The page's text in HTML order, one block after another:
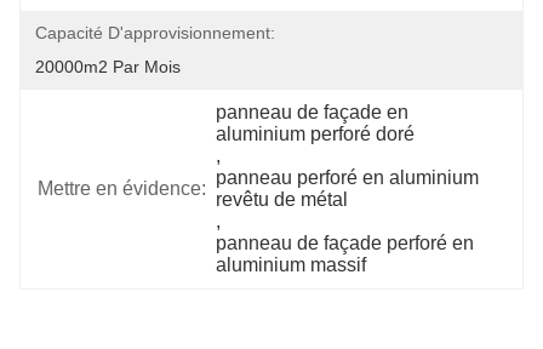
Capacité D'approvisionnement:
20000m2 Par Mois
Mettre en évidence:
panneau de façade en
aluminium perforé doré
,
panneau perforé en aluminium
revêtu de métal
,
panneau de façade perforé en
aluminium massif